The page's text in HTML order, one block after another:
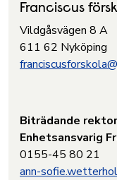
Franciscus
Vildgåsvägen 8 A
611 62 Nyköping
Biträdande
Enhetsansvarig
0155-45 80 21
ann-